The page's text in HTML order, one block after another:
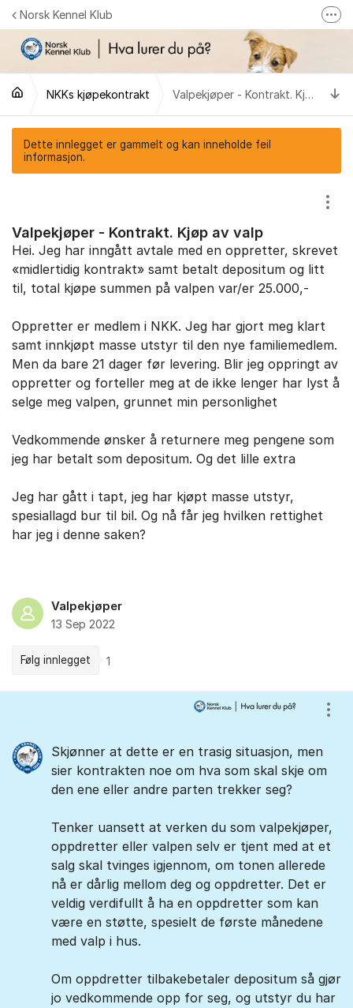
Gå til innhold
Norsk Kennel Klub
Følg oss på Facebook
Følg oss på Instagram
NKK-butikken
Tilbake til NKKs nettsider
NKKs kjøpekontrakt Valpekjøper - Kontrakt. Kjøp av valp
Dette innlegget er gammelt og kan inneholde feil
informasjon.
Valpekjøper - Kontrakt. Kjøp av valp
Vis/
Hei. Jeg har inngått avtale med en oppretter, skrevet
«midlertidig kontrakt» samt betalt depositum og litt
til, total kjøpe summen på valpen var/er 25.000,-
Oppretter er medlem i NKK. Jeg har gjort meg klart
samt innkjøpt masse utstyr til den nye familiemedlem.
Men da bare 21 dager før levering. Blir jeg oppringt av
oppretter og forteller meg at de ikke lenger har lyst å
selge meg valpen, grunnet min personlighet
Vedkommende ønsker å returnere meg pengene som
jeg har betalt som depositum. Og det lille extra
Jeg har gått i tapt, jeg har kjøpt masse utstyr,
spesiallagd bur til bil. Og nå får jeg hvilken rettighet
har jeg i denne saken?
Valpekjøper
13 Sep 2022
Følg innlegget 1
Skjønner at dette er en trasig situasjon, men
sier kontrakten noe om hva som skal skje om
den ene eller andre parten trekker seg?
Tenker uansett at verken du som valpekjøper,
oppdretter eller valpen selv er tjent med at et
salg skal tvinges igjennom, om tonen allerede
nå er dårlig mellom deg og oppdretter. Det er
veldig verdifullt å ha en oppdretter som kan
være en støtte, spesielt de første månedene
med valp i hus.
Om oppdretter tilbakebetaler depositum så gjør
jo vedkommende opp for seg, og utstyr du har
Vis/